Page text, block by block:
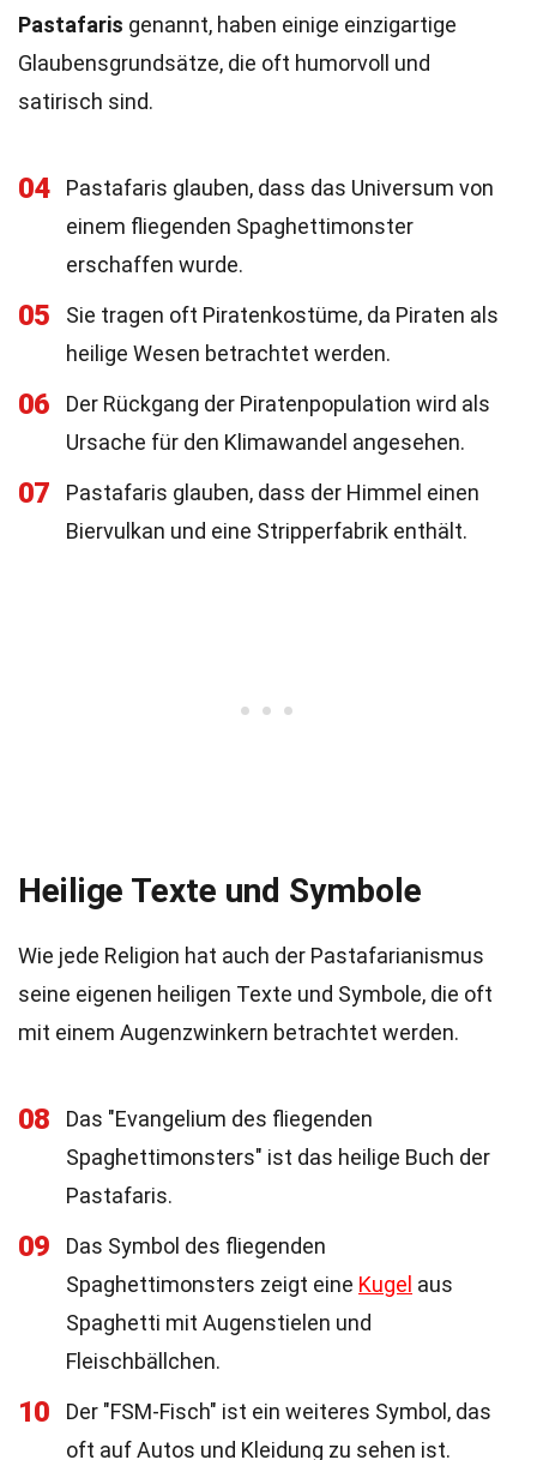
Pastafaris genannt, haben einige einzigartige
Glaubensgrundsätze, die oft humorvoll und
satirisch sind.
04
Pastafaris glauben, dass das Universum von
einem fliegenden Spaghettimonster
erschaffen wurde.
05
Sie tragen oft Piratenkostüme, da Piraten als
heilige Wesen betrachtet werden.
06
Der Rückgang der Piratenpopulation wird als
Ursache für den Klimawandel angesehen.
07
Pastafaris glauben, dass der Himmel einen
Biervulkan und eine Stripperfabrik enthält.
Heilige Texte und Symbole
Wie jede Religion hat auch der Pastafarianismus
seine eigenen heiligen Texte und Symbole, die oft
mit einem Augenzwinkern betrachtet werden.
08
Das "Evangelium des fliegenden
Spaghettimonsters" ist das heilige Buch der
Pastafaris.
09
Das Symbol des fliegenden
Spaghettimonsters zeigt eine Kugel aus
Spaghetti mit Augenstielen und
Fleischbällchen.
10
Der "FSM-Fisch" ist ein weiteres Symbol, das
oft auf Autos und Kleidung zu sehen ist.